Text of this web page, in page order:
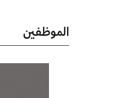
الموظفين